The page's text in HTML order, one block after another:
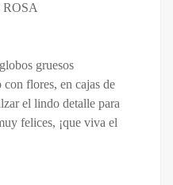
gruesos
con flores, en cajas de
el lindo detalle para
felices, ¡que viva el